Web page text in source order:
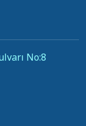
No:8